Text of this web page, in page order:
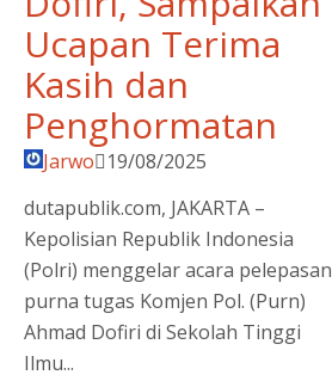
Ucapan Terima
Kasih dan
Penghormatan
Jarwo 19/08/2025
dutapublik.com, JAKARTA –
Kepolisian Republik Indonesia
(Polri) menggelar acara pelepasan
purna tugas Komjen Pol. (Purn)
Ahmad Dofiri di Sekolah Tinggi
Ilmu...